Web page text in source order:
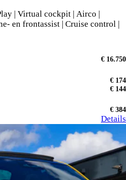
| Virtual cockpit | Airco |
en frontassist | Cruise control |
€ 16.750
€ 174
€ 144
€ 384
Details